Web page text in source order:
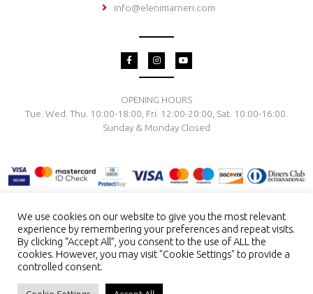
info@elenimarneri.com
F
a
c
o
o
k
f
I
n
s
t
g
r
a
Y
o
u
b
e
OPENING HOURS
Tue. Wed. Thu. 10:00-18:00, Fri. 12:00-20:00, Sat. 10:00-16:00.
Sunday & Monday Closed
TERMS & CONDITIONSPRIVACY POLICYPAYMENT METHODS
DELIVERY & RETURNRING SIZE JEWELRY CARE
Copyright © 2026 El. Marneri Creative Gallery
We use cookies on our website to give you the most relevant
experience by remembering your preferences and repeat visits.
By clicking “Accept All”, you consent to the use of ALL the
cookies. However, you may visit "Cookie Settings" to provide a
controlled consent.
ENG